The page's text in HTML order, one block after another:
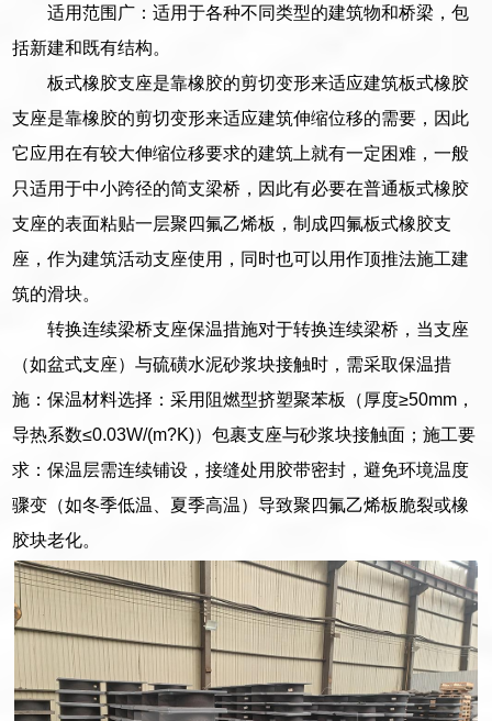
适用范围广：适用于各种不同类型的建筑物和桥梁，包
括新建和既有结构。
板式橡胶支座是靠橡胶的剪切变形来适应建筑板式橡胶
支座是靠橡胶的剪切变形来适应建筑伸缩位移的需要，因此
它应用在有较大伸缩位移要求的建筑上就有一定困难，一般
只适用于中小跨径的简支梁桥，因此有必要在普通板式橡胶
支座的表面粘贴一层聚四氟乙烯板，制成四氟板式橡胶支
座，作为建筑活动支座使用，同时也可以用作顶推法施工建
筑的滑块。
转换连续梁桥支座保温措施对于转换连续梁桥，当支座
（如盆式支座）与硫磺水泥砂浆块接触时，需采取保温措
施：保温材料选择：采用阻燃型挤塑聚苯板（厚度≥50mm，
导热系数≤0.03W/(m?K)）包裹支座与砂浆块接触面；施工要
求：保温层需连续铺设，接缝处用胶带密封，避免环境温度
骤变（如冬季低温、夏季高温）导致聚四氟乙烯板脆裂或橡
胶块老化。